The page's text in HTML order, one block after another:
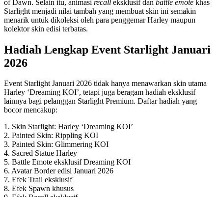
of Dawn. Selain itu, animasi recall eksklusif dan battle emote khas
Starlight menjadi nilai tambah yang membuat skin ini semakin
menarik untuk dikoleksi oleh para penggemar Harley maupun
kolektor skin edisi terbatas.
Hadiah Lengkap Event Starlight Januari
2026
Event Starlight Januari 2026 tidak hanya menawarkan skin utama
Harley ‘Dreaming KOI’, tetapi juga beragam hadiah eksklusif
lainnya bagi pelanggan Starlight Premium. Daftar hadiah yang
bocor mencakup:
1. Skin Starlight: Harley ‘Dreaming KOI’
2. Painted Skin: Rippling KOI
3. Painted Skin: Glimmering KOI
4. Sacred Statue Harley
5. Battle Emote eksklusif Dreaming KOI
6. Avatar Border edisi Januari 2026
7. Efek Trail eksklusif
8. Efek Spawn khusus